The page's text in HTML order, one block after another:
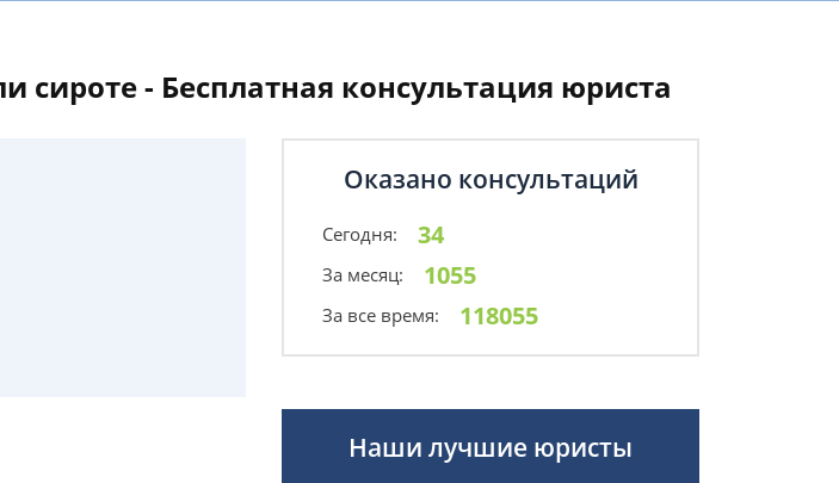
- Бесплатная консультация юриста
Оказано консультаций
Сегодня: 34
За месяц: 1055
За все время: 118055
Наши лучшие юристы